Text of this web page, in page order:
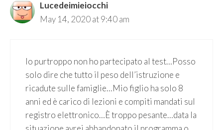
Lucedeimieiocchi
May 14, 2020 at 9:40 am
Io purtroppo non ho partecipato al test…Posso
solo dire che tutto il peso dell’istruzione e
ricadute sulle famiglie…Mio figlio ha solo 8
anni ed è carico di lezioni e compiti mandati sul
registro elettronico…È troppo pesante…data la